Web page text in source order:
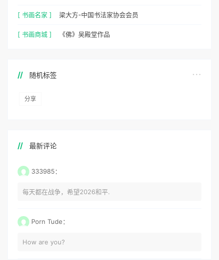
[ 书画名家 ] 梁大方-中国书法家协会会员
[ 书画商城 ] 《佛》吴殿堂作品
随机标签
分享
最新评论
333985：
每天都在战争，希望2026和平.
Porn Tude：
How are you?